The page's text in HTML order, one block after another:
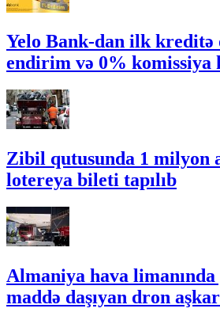
Yelo Bank-dan ilk kreditə
endirim və 0% komissiya
Zibil qutusunda 1 milyon
lotereya bileti tapılıb
Almaniya hava limanında
maddə daşıyan dron